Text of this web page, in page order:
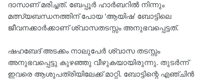
ദാസാണ് മരിച്ചത്. ബേപ്പൂര്‍ ഹാര്‍ബറില്‍ നിന്നും
മത്സ്യബന്ധനത്തിന് പോയ ‘ആയിഷ’ ബോട്ടിലെ
ജീവനക്കാര്‍ക്കാണ് ശ്വാസതടസ്സം അനുഭവപ്പെട്ടത്.
ഷഹബേദ് അടക്കം നാലുപേർ ശ്വാസ തടസ്സം
അനുഭവപ്പെട്ടു കുഴഞ്ഞു വീഴുകയായിരുന്നു. തുടർന്ന്
ഇവരെ ആശുപത്രിയിലേക്ക് മാറ്റി. ബോട്ടിന്റെ എഞ്ചിൻ